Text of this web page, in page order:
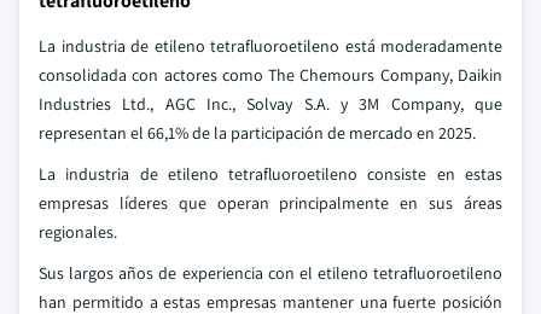
La industria de etileno tetrafluoroetileno está moderadamente
consolidada con actores como The Chemours Company, Daikin
Industries Ltd., AGC Inc., Solvay S.A. y 3M Company, que
representan el 66,1% de la participación de mercado en 2025.
La industria de etileno tetrafluoroetileno consiste en estas
empresas líderes que operan principalmente en sus áreas
regionales.
Sus largos años de experiencia con el etileno tetrafluoroetileno
han permitido a estas empresas mantener una fuerte posición